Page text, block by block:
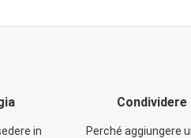
in
Perché aggiungere